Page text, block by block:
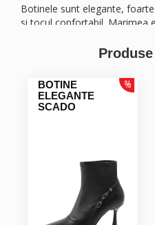
Botinele sunt elegante,
si tocul confortabil. Marimea
Elegante
mărimea greșită. Din ce am
ușor, nu trebuie decât să
schimba mărimea.
BOTINE
ELEGANTE
SCADO